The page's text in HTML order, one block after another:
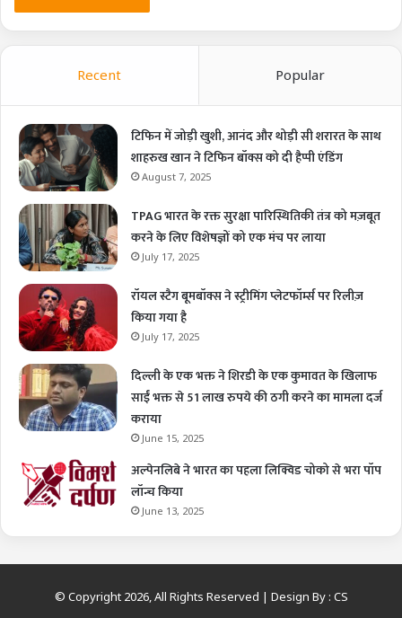
Recent Popular
टिफिन में जोड़ी खुशी, आनंद और थोड़ी सी शरारत के साथ
शाहरुख खान ने टिफिन बॉक्स को दी हैप्पी एंडिंग
August 7, 2025
TPAG भारत के रक्त सुरक्षा पारिस्थितिकी तंत्र को मज़बूत
करने के लिए विशेषज्ञों को एक मंच पर लाया
July 17, 2025
रॉयल स्टैग बूमबॉक्स ने स्ट्रीमिंग प्लेटफॉर्म्स पर रिलीज़
किया गया है
July 17, 2025
दिल्ली के एक भक्त ने शिरडी के एक कुमावत के खिलाफ
साईं भक्त से 51 लाख रुपये की ठगी करने का मामला दर्ज
कराया
June 15, 2025
अल्पेनलिबे ने भारत का पहला लिक्विड चोको से भरा पॉप
लॉन्च किया
June 13, 2025
© Copyright 2026, All Rights Reserved | Design By : CS